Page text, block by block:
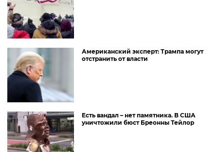
Американский эксперт: Трампа могут
отстранить от власти
Есть вандал – нет памятника. В США
уничтожили бюст Бреонны Тейлор